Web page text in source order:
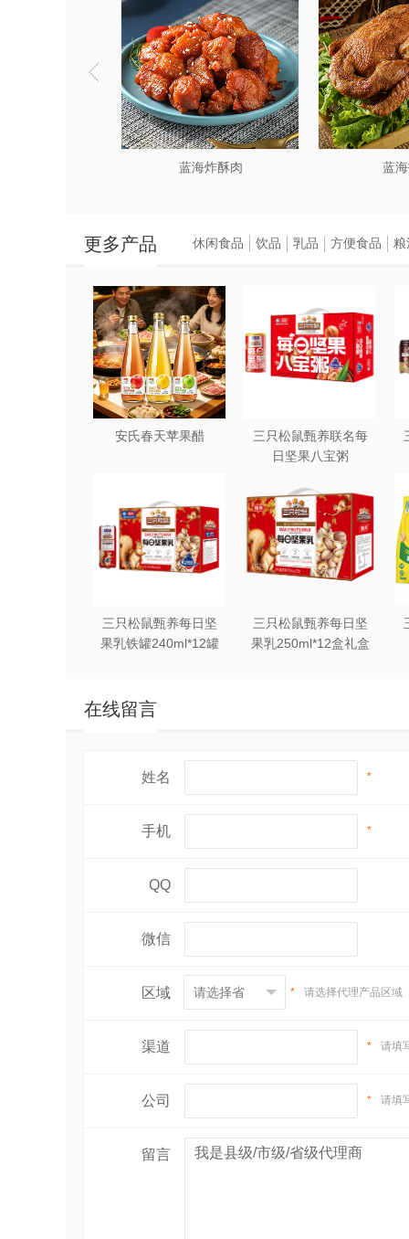
蓝海炸酥肉 蓝
更多产品
安氏春天苹果醋
三只松鼠甄养联名每
日坚果八宝粥
三只松鼠甄养每日坚
果乳铁罐240ml*12罐
三只松鼠甄养每日坚
果乳250ml*12盒礼盒
休闲食品 饮品 乳品 方便食品 粮
在线留言
姓名 *
手机 *
QQ
微信
区域 * 请选择代理产品区域
渠道 * 请填
公司 * 请填
留言